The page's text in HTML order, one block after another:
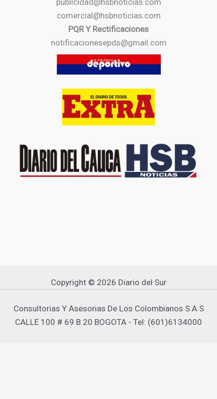
publicidad@hsbnoticias.com
comercial@hsbnoticias.com
PQR Y Rectificaciones
notificacionesepds@gmail.com
Copyright © 2026 Diario del Sur
Consultorias Y Asesorias De Los Colombianos S A S
CALLE 100 # 69 B 20 BOGOTA - Tel: (601)6134000